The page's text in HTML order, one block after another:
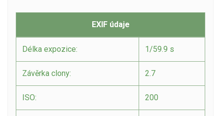
EXIF údaje
Délka expozice: 1/59.9 s
Závěrka clony: 2.7
ISO: 200